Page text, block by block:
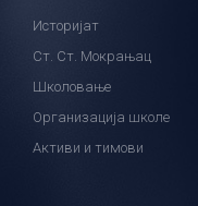
Историјат
Ст. Ст. Мокрањац
Школовање
Организација школе
Активи и тимови